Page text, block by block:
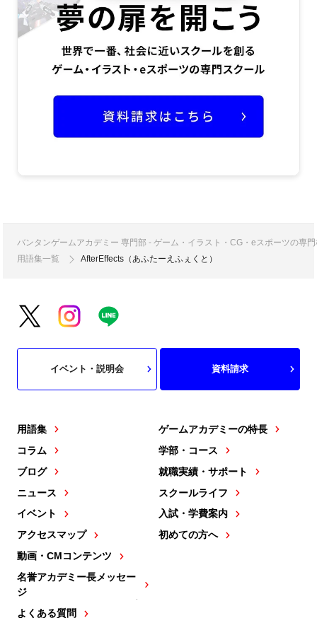
バンタンゲームアカデミー 専門部 - ゲーム・イラスト・CG・eスポーツの専
用語集一覧
AfterEffects（あふたーえふぇくと）
用語集
コラム
ブログ
ニュース
イベント
アクセスマップ
動画・CMコンテンツ
名誉アカデミー長メッセー
ジ
よくある質問
ゲームアカデミーの特長
学部・コース
就職実績・サポート
スクールライフ
入試・学費案内
初めての方へ
イベント・説明会 資料請求